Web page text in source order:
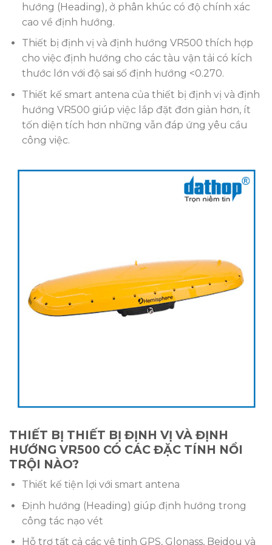
hướng (Heading), ở phân khúc có độ chính xác
cao về định hướng.
Thiết bị định vị và định hướng VR500 thích hợp
cho việc định hướng cho các tàu vận tải có kích
thước lớn với độ sai số định hướng <0.270.
Thiết kế smart antena của thiết bị định vị và định
hướng VR500 giúp việc lắp đặt đơn giản hơn, ít
tốn diện tích hơn những vẫn đáp ứng yêu cầu
công việc.
THIẾT BỊ THIẾT BỊ ĐỊNH VỊ VÀ ĐỊNH
HƯỚNG VR500 CÓ CÁC ĐẶC TÍNH NỔI
TRỘI NÀO?
Thiết kế tiện lợi với smart antena
Định hướng (Heading) giúp định hướng trong
công tác nạo vét
Hỗ trợ tất cả các vệ tinh GPS, Glonass, Beidou và